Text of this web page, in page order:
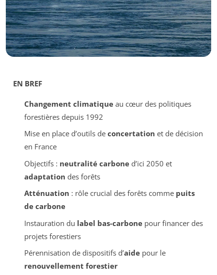
EN BREF
Changement climatiqueau cœur des politiques
forestières depuis 1992
Mise en place d’outils de concertation et de décision
en France
Objectifs : neutralité carboned’ici 2050 et
adaptation des forêts
Atténuation : rôle crucial des forêts comme puits
de carbone
Instauration du label bas-carbonepour financer des
projets forestiers
Pérennisation de dispositifs d’aidepour le
renouvellement forestier